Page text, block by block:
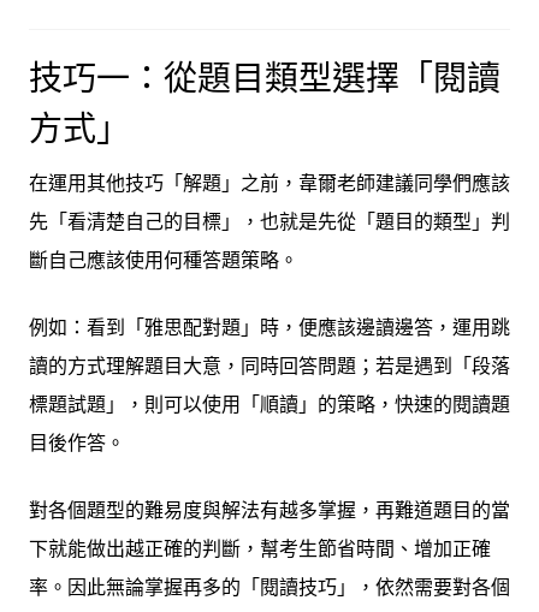
技巧一：從題目類型選擇「閱讀
方式」
在運用其他技巧「解題」之前，韋爾老師建議同學們應該
先「看清楚自己的目標」，也就是先從「題目的類型」判
斷自己應該使用何種答題策略。
例如：看到「雅思配對題」時，便應該邊讀邊答，運用跳
讀的方式理解題目大意，同時回答問題；若是遇到「段落
標題試題」，則可以使用「順讀」的策略，快速的閱讀題
目後作答。
對各個題型的難易度與解法有越多掌握，再難道題目的當
下就能做出越正確的判斷，幫考生節省時間、增加正確
率。因此無論掌握再多的「閱讀技巧」，依然需要對各個